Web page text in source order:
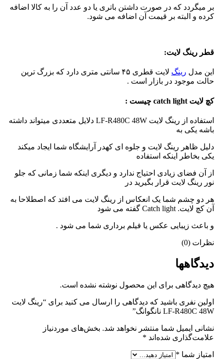
بر میگردد که در صورت داشتن باتری یا دو عدد آن را به کالا اضافه
کرده و البته بر قیمت آن اضافه می شود.
قطر رینگ لایت:
این مدل رینگ
لایت قطری ۴۵ سانتی متری دارد که بزرگ ترین
حالت موجود در بازار است .
کچ لایت catch light چیست :
استفاده از رینگ لایت LF-R480C 48W دلایل متعددی میتواند داشته
باشه یکی به
دلیل ظاهر رینگ لایت و جلوه ای کهدر آرایشگاه شما ایجاد میکند
یکی بخاطر اینکه استفاده
از آن فضای زیادی احتیاج ندارد و دیگری اینکه شما زمانی که جلو
نور رینگ لایت قرار بگیرید در
هر دو چشم شما یک انعکاس از رینگ لایت می افتد که اصطلاحا به
آن کچ لایت. Catch light گفته می شود
و باعث زیبایی عکس یا فیلم برداری شما می شود .
نظرات (0)
دیدگاهها
هیچ دیدگاهی برای این محصول نوشته نشده است.
اولین نفری باشید که دیدگاهی را ارسال می کنید برای “رینگ لایت
LF-R480C 48W نانگوانگ”
نشانی ایمیل شما منتشر نخواهد شد. بخش‌های موردنیاز
علامت‌گذاری شده‌اند *
امتیاز شما *